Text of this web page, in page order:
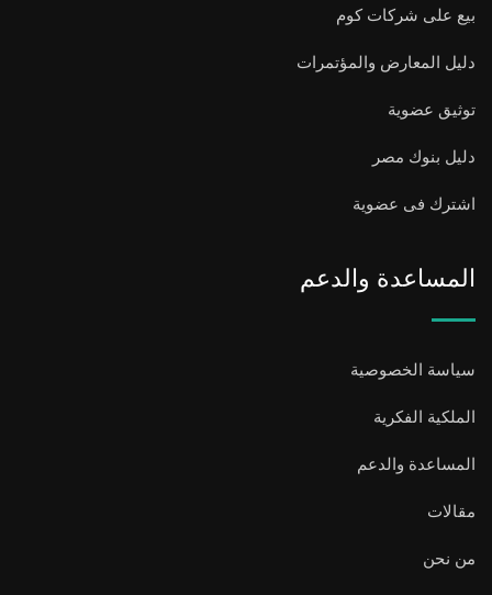
بيع على شركات كوم
دليل المعارض والمؤتمرات
توثيق عضوية
دليل بنوك مصر
اشترك فى عضوية
المساعدة والدعم
سياسة الخصوصية
الملكية الفكرية
المساعدة والدعم
مقالات
من نحن